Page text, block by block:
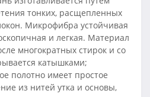
тонких, расщепленных
Микрофибра устойчивая
и легкая. Материал
многократных стирок и со
катышками;
полотно имеет простое
из нитей утка и основы,